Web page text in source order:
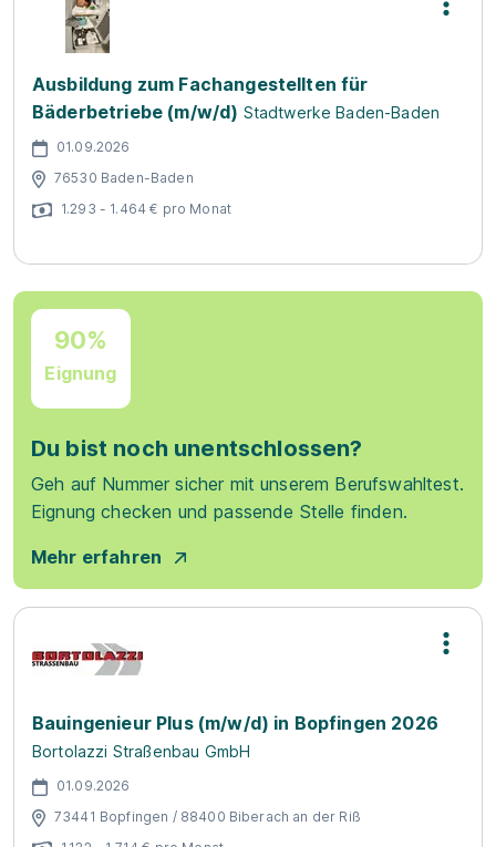
Ausbildung zum Fachangestellten für
Bäderbetriebe (m/w/d) Stadtwerke Baden-Baden
01.09.2026
76530 Baden-Baden
1.293 - 1.464 € pro Monat
90%
Eignung
Du bist noch unentschlossen?
Geh auf Nummer sicher mit unserem Berufswahltest.
Eignung checken und passende Stelle finden.
Mehr erfahren
Bauingenieur Plus (m/w/d) in Bopfingen 2026
Bortolazzi Straßenbau GmbH
01.09.2026
73441 Bopfingen / 88400 Biberach an der Riß